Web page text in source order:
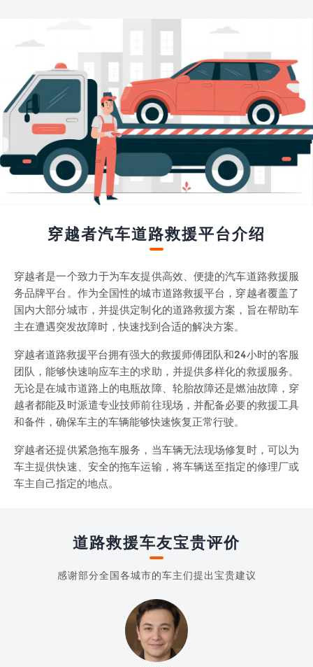
穿越者汽车道路救援平台介绍
穿越者是一个致力于为车友提供高效、便捷的汽车道路救援服
务品牌平台。作为全国性的城市道路救援平台，穿越者覆盖了
国内大部分城市，并提供定制化的道路救援方案，旨在帮助车
主在遭遇突发故障时，快速找到合适的解决方案。
穿越者道路救援平台拥有强大的救援师傅团队和24小时的客服
团队，能够快速响应车主的求助，并提供多样化的救援服务。
无论是在城市道路上的电瓶故障、轮胎故障还是燃油故障，穿
越者都能及时派遣专业技师前往现场，并配备必要的救援工具
和备件，确保车主的车辆能够快速恢复正常行驶。
穿越者还提供紧急拖车服务，当车辆无法现场修复时，可以为
车主提供快速、安全的拖车运输，将车辆送至指定的修理厂或
车主自己指定的地点。
道路救援车友宝贵评价
感谢部分全国各城市的车主们提出宝贵建议